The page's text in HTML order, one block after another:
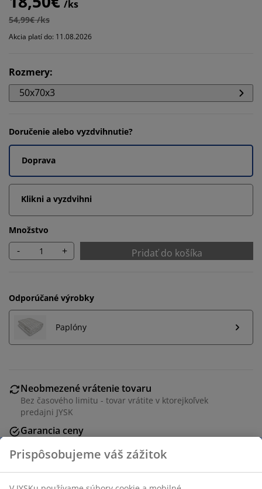
/ks
54,99€ /ks
Akcia platí do: 11.08.2026
Rozmery:
50x70x3
Doručenie alebo vyzdvihnutie?
Doprava
Klikni a vyzdvihni
Množstvo
- + Pridať do košíka
Odporúčané výrobky
Paplóny
Neobmezené vrátenie tovaru
Bez časového limitu - tovar vrátite v ktorejkoľvek
predajni JYSK
Garancia ceny
Flexibilné možnosti doručenia
Rýchle a jednoduché doručenie podľa vášho výberu